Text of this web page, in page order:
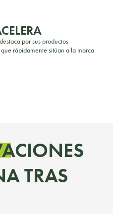
por sus productos
rápidamente sitúan a la marca
TRAS